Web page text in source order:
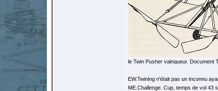
le Twin Pusher vainqueur. Document
EW.Twining n'était pas un inconnu
ME.Challenge. Cup, temps de vol 43